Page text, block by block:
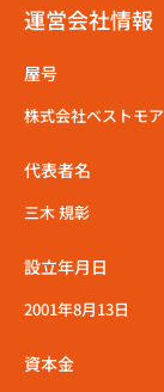
運営会社情報
屋号
株式会社ベストモア
代表者名
三木 規彰
設立年月日
2001年8月13日
資本金